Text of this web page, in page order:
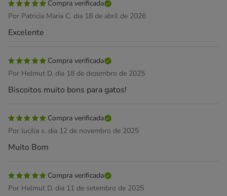
Compra verificada
Por Patricia Maria C. dia 18 de abril de 2026
Excelente
Compra verificada
Por Helmut D. dia 18 de dezembro de 2025
Biscoitos muito bons para gatos!
Compra verificada
Por lucilia s. dia 12 de novembro de 2025
Muito Bom
Compra verificada
Por Helmut D. dia 11 de setembro de 2025